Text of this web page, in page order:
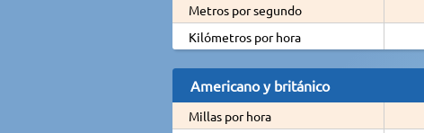
Metros por segundo
Kilómetros por hora
Americano y británico
Millas por hora